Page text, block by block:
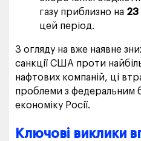
газу приблизно на 23
цей період.
З огляду на вже наявне
санкції США проти
нафтових компаній, ці
проблеми з федеральним
економіку Росії.
Ключові виклики